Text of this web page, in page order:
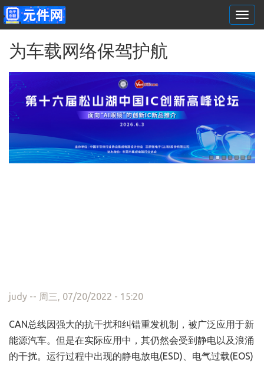
为车载网络保驾护航
judy -- 周三, 07/20/2022 - 15:20
CAN总线因强大的抗干扰和纠错重发机制，被广泛应用于新
能源汽车。但是在实际应用中，其仍然会受到静电以及浪涌
的干扰。运行过程中出现的静电放电(ESD)、电气过载(EOS)